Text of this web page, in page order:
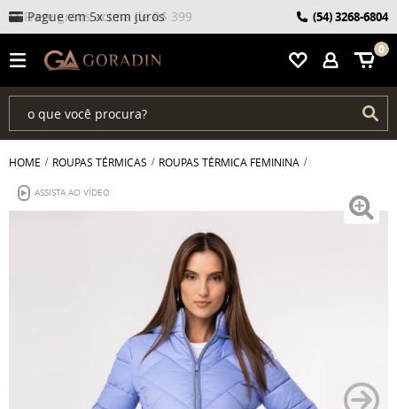
0
Pague em 5x sem juros
Frete grátis acima de R$ 399 (54)3268-6804
HOME ROUPAS TÉRMICAS ROUPAS TÉRMICA FEMININA
ASSISTA AO VÍDEO